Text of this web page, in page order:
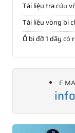
Tài liệu tra cứu
Tài liệu vòng bi
Ổ bi đỡ 1 dãy có
E